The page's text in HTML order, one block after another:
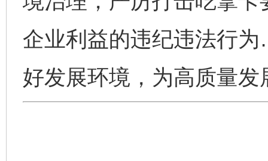
企业利益的违纪违法行
好发展环境，为高质量